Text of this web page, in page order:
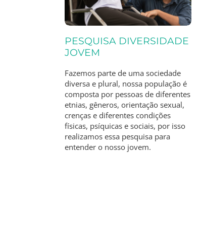
PESQUISA DIVERSIDADE
JOVEM
Fazemos parte de uma sociedade
diversa e plural, nossa população é
composta por pessoas de diferentes
etnias, gêneros, orientação sexual,
crenças e diferentes condições
físicas, psíquicas e sociais, por isso
realizamos essa pesquisa para
entender o nosso jovem.